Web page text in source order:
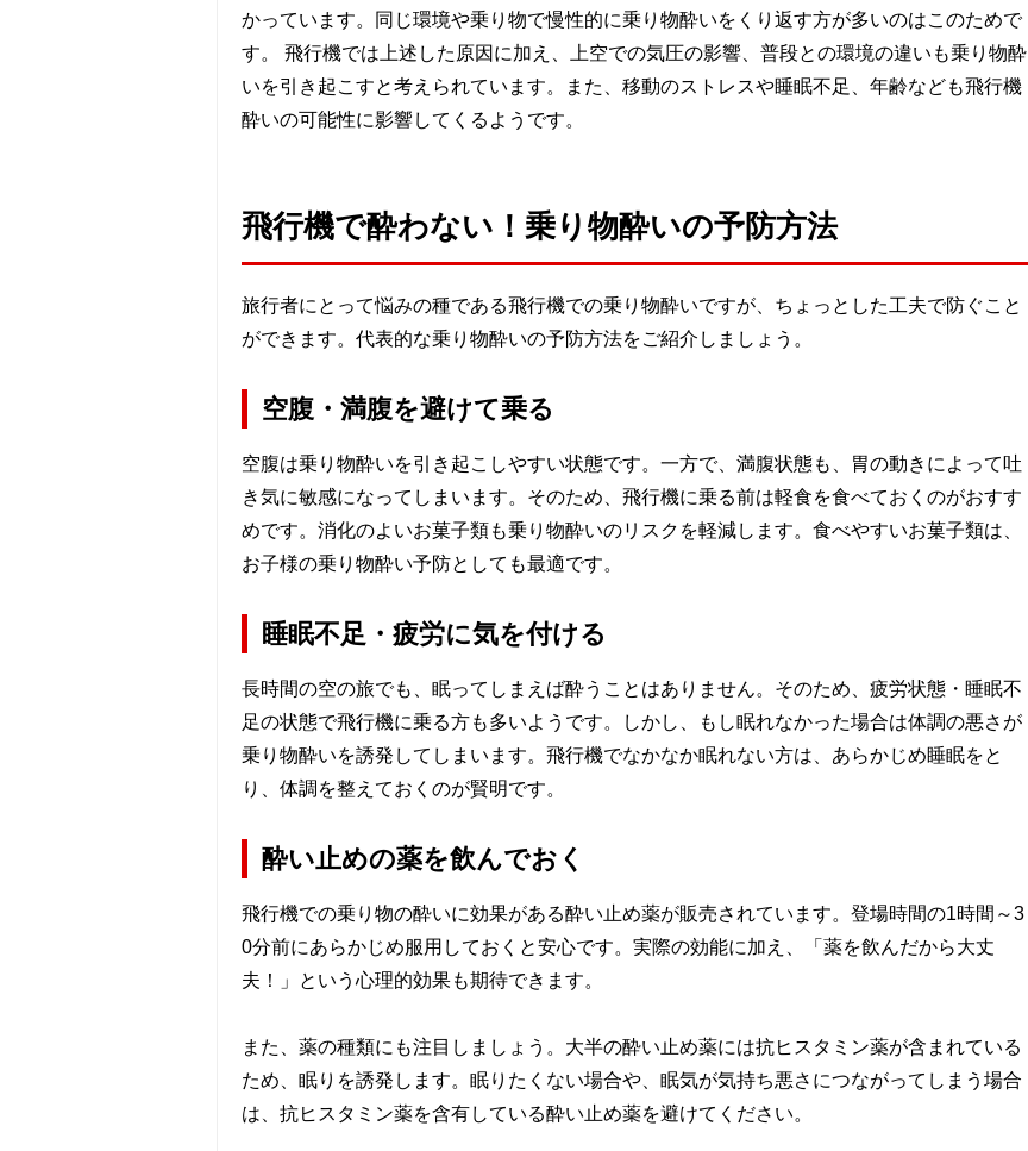
かっています。同じ環境や乗り物で慢性的に乗り物酔いをくり返す方が多いのはこのためで
す。 飛行機では上述した原因に加え、上空での気圧の影響、普段との環境の違いも乗り物酔
いを引き起こすと考えられています。また、移動のストレスや睡眠不足、年齢なども飛行機
酔いの可能性に影響してくるようです。
飛行機で酔わない！乗り物酔いの予防方法
旅行者にとって悩みの種である飛行機での乗り物酔いですが、ちょっとした工夫で防ぐこと
ができます。代表的な乗り物酔いの予防方法をご紹介しましょう。
空腹・満腹を避けて乗る
空腹は乗り物酔いを引き起こしやすい状態です。一方で、満腹状態も、胃の動きによって吐
き気に敏感になってしまいます。そのため、飛行機に乗る前は軽食を食べておくのがおすす
めです。消化のよいお菓子類も乗り物酔いのリスクを軽減します。食べやすいお菓子類は、
お子様の乗り物酔い予防としても最適です。
睡眠不足・疲労に気を付ける
長時間の空の旅でも、眠ってしまえば酔うことはありません。そのため、疲労状態・睡眠不
足の状態で飛行機に乗る方も多いようです。しかし、もし眠れなかった場合は体調の悪さが
乗り物酔いを誘発してしまいます。飛行機でなかなか眠れない方は、あらかじめ睡眠をと
り、体調を整えておくのが賢明です。
酔い止めの薬を飲んでおく
飛行機での乗り物の酔いに効果がある酔い止め薬が販売されています。登場時間の1時間～3
0分前にあらかじめ服用しておくと安心です。実際の効能に加え、「薬を飲んだから大丈
夫！」という心理的効果も期待できます。
また、薬の種類にも注目しましょう。大半の酔い止め薬には抗ヒスタミン薬が含まれている
ため、眠りを誘発します。眠りたくない場合や、眠気が気持ち悪さにつながってしまう場合
は、抗ヒスタミン薬を含有している酔い止め薬を避けてください。